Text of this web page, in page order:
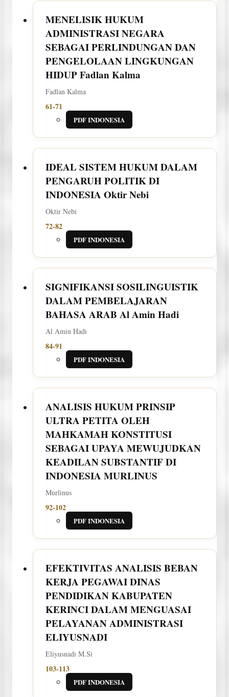
MENELISIK HUKUM
ADMINISTRASI NEGARA
SEBAGAI PERLINDUNGAN DAN
PENGELOLAAN LINGKUNGAN
HIDUPFadlan Kalma
Fadlan Kalma
61-71
PDF INDONESIA
IDEAL SISTEM HUKUM DALAM
PENGARUH POLITIK DI
INDONESIA Oktir Nebi
Oktir Nebi
72-82
PDF INDONESIA
SIGNIFIKANSI SOSILINGUISTIK
DALAM PEMBELAJARAN
BAHASA ARAB Al Amin Hadi
Al Amin Hadi
84-91
PDF INDONESIA
ANALISIS HUKUM PRINSIP
ULTRA PETITA OLEH
MAHKAMAH KONSTITUSI
SEBAGAI UPAYA MEWUJUDKAN
KEADILAN SUBSTANTIF DI
INDONESIA MURLINUS
Murlinus
92-102
PDF INDONESIA
EFEKTIVITAS ANALISIS BEBAN
KERJA PEGAWAI DINAS
PENDIDIKAN KABUPATEN
KERINCI DALAM MENGUASAI
PELAYANAN ADMINISTRASI
ELIYUSNADI
Eliyusnadi M.Si
103-113
PDF INDONESIA